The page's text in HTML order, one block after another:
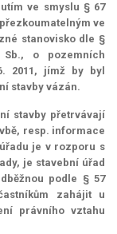
ve smyslu § 67
ve
stanovisko dle §
o pozemních
2011, jímž by byl
stavby vázán.
stavby přetrvávají
resp. informace
je v rozporu s
je stavební úřad
podle § 57
zahájit u
právního vztahu